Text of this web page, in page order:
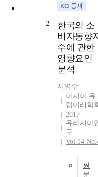
2
한국의 소
비자동향
수에 관한
영향요인
분석
서영수
아시아.유
럽미래학
2017
유라시아
구
Vol.14
원
문